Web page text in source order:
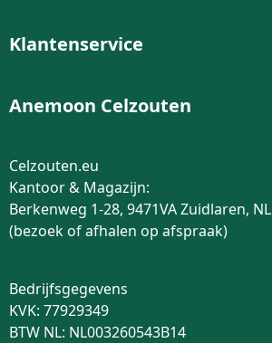
Klantenservice
Anemoon Celzouten
Celzouten.eu
Kantoor & Magazijn:
Berkenweg 1-28, 9471VA Zuidlaren, NL
(bezoek of afhalen op afspraak)
Bedrijfsgegevens
KVK: 77929349
BTW NL: NL003260543B14